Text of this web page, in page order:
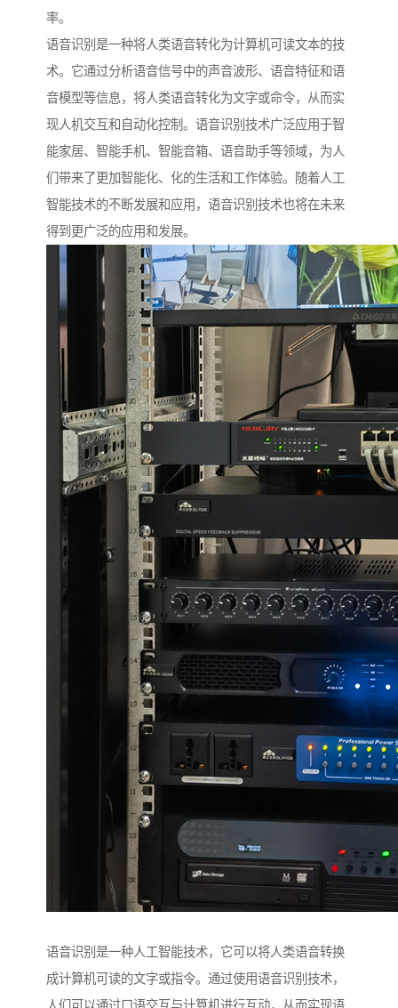
率。
语音识别是一种将人类语音转化为计算机可读文本的技
术。它通过分析语音信号中的声音波形、语音特征和语
音模型等信息，将人类语音转化为文字或命令，从而实
现人机交互和自动化控制。语音识别技术广泛应用于智
能家居、智能手机、智能音箱、语音助手等领域，为人
们带来了更加智能化、化的生活和工作体验。随着人工
智能技术的不断发展和应用，语音识别技术也将在未来
得到更广泛的应用和发展。
语音识别是一种人工智能技术，它可以将人类语音转换
成计算机可读的文字或指令。通过使用语音识别技术，